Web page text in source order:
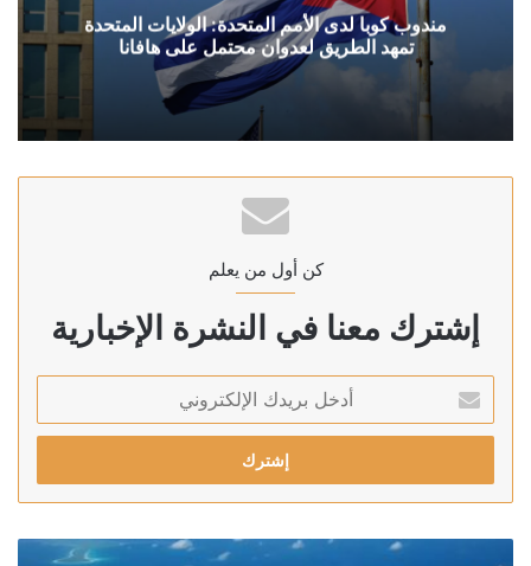
مندوب كوبا لدى الأمم المتحدة: الولايات المتحدة
تمهد الطريق لعدوان محتمل على هافانا
كن أول من يعلم
إشترك معنا في النشرة الإخبارية
بريدك
الإلكتروني